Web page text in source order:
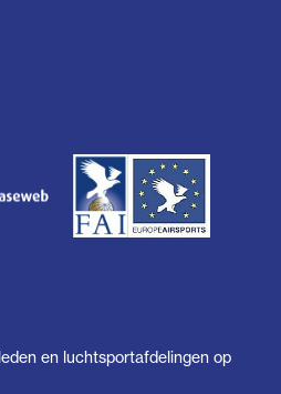
en luchtsportafdelingen op